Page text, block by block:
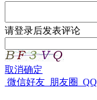
请登录后发表评论
取消确定
微信好友 朋友圈